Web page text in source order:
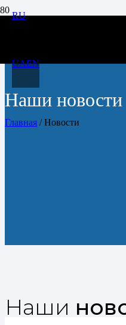
RU
UAEN
Наши новости
Главная /Новости
Наши